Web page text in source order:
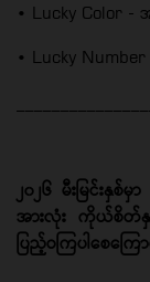
• Lucky Color - အ
• Lucky Number
၂၀၂၆ မီးမြင်းနှ
အားလုံး ကိုယ်စိတ်နှစ်
ပြည့်ဝကြပါစေကြ